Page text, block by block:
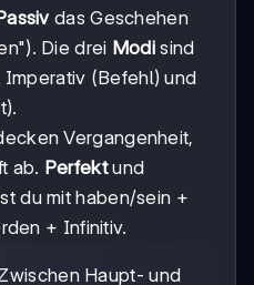
das Geschehen
Die drei Modi sind
(Befehl) und
Vergangenheit,
ab. Perfektund
du mit haben/sein +
+ Infinitiv.
Haupt- und